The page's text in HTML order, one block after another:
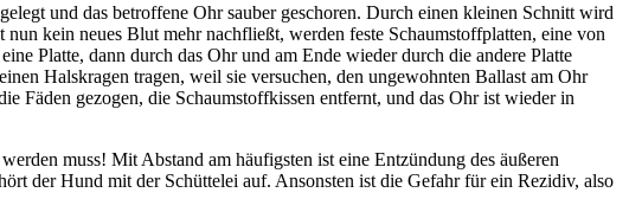
und das betroffene Ohr sauber geschoren. Durch einen kleinen Schnitt wird
kein neues Blut mehr nachfließt, werden feste Schaumstoffplatten, eine von
Platte, dann durch das Ohr und am Ende wieder durch die andere Platte
Halskragen tragen, weil sie versuchen, den ungewohnten Ballast am Ohr
Fäden gezogen, die Schaumstoffkissen entfernt, und das Ohr ist wieder in
muss! Mit Abstand am häufigsten ist eine Entzündung des äußeren
der Hund mit der Schüttelei auf. Ansonsten ist die Gefahr für ein Rezidiv, also